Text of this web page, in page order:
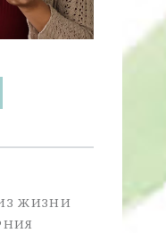
ЖИЗНИ